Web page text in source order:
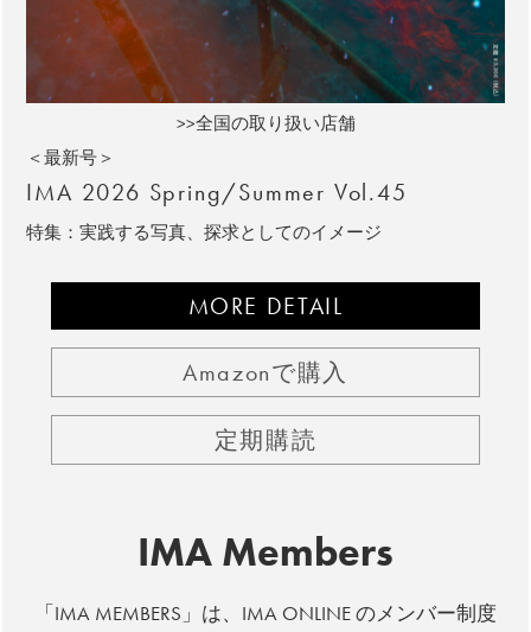
>>全国の取り扱い店舗
＜最新号＞
IMA 2026 Spring/Summer Vol.45
特集：実践する写真、探求としてのイメージ
MORE DETAIL
Amazonで購入
定期購読
IMA Members
「IMA MEMBERS」は、IMA ONLINE のメンバー制度